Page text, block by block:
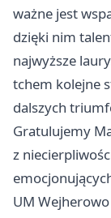
ważne jest
dzięki nim
najwyższe
tchem kolejne
dalszych
Gratulujemy
z
UM Wejherowo